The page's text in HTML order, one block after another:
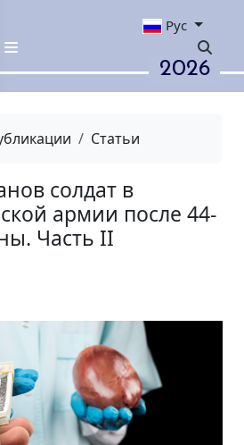
Рус
2026
Статьи
солдат в
Часть II